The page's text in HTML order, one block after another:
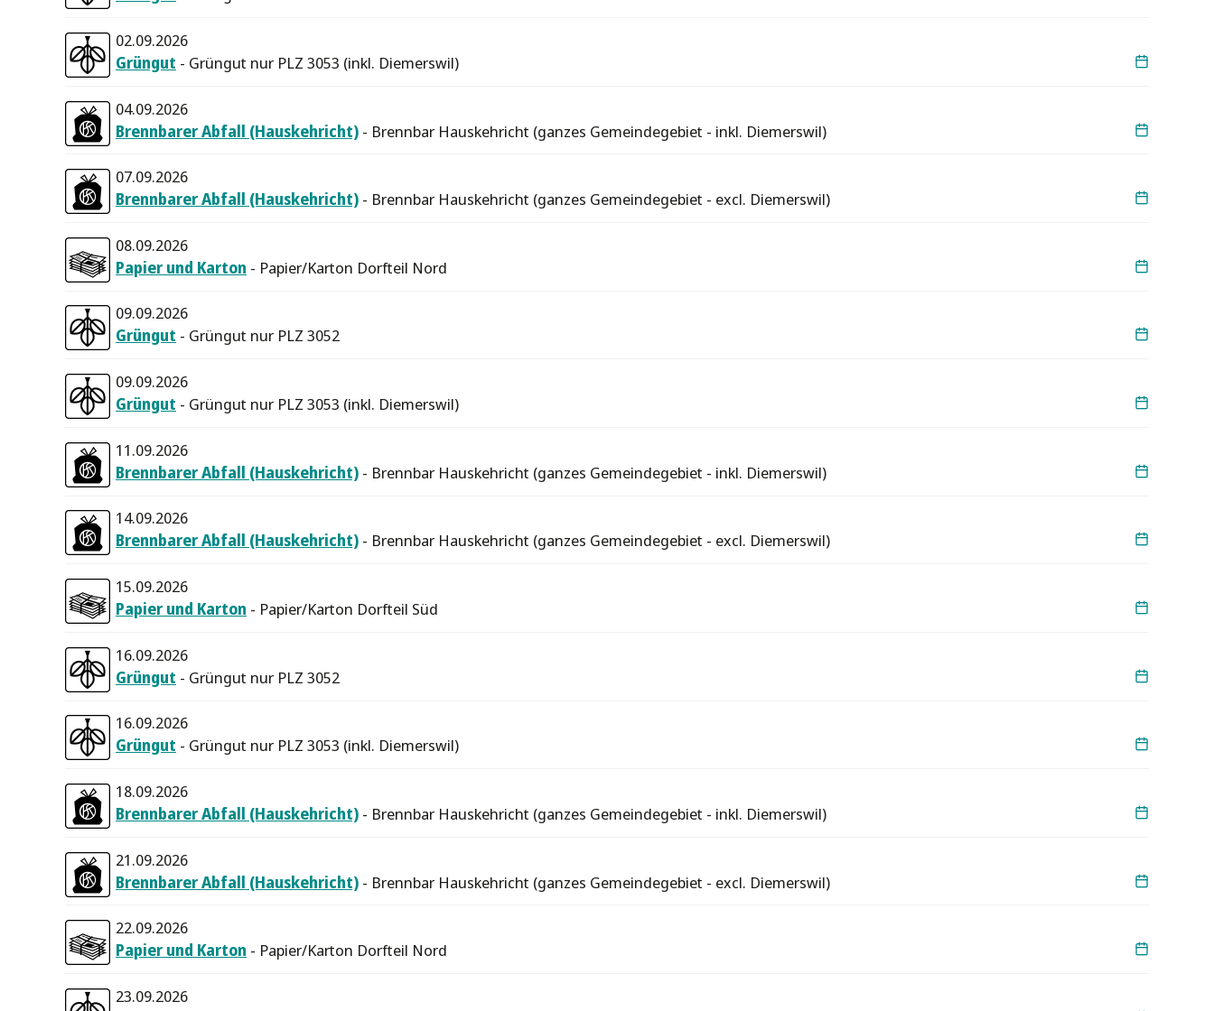
02.09.2026
Grüngut - Grüngut nur PLZ 3053 (inkl. Diemerswil)
04.09.2026
Brennbarer Abfall (Hauskehricht)- Brennbar Hauskehricht (ganzes Gemeindegebiet - inkl. Diemerswil)
07.09.2026
Brennbarer Abfall (Hauskehricht)- Brennbar Hauskehricht (ganzes Gemeindegebiet - excl. Diemerswil)
08.09.2026
Papier und Karton - Papier/Karton Dorfteil Nord
09.09.2026
Grüngut- Grüngut nur PLZ 3052
09.09.2026
Grüngut - Grüngut nur PLZ 3053 (inkl. Diemerswil)
11.09.2026
Brennbarer Abfall (Hauskehricht)- Brennbar Hauskehricht (ganzes Gemeindegebiet - inkl. Diemerswil)
14.09.2026
Brennbarer Abfall (Hauskehricht)- Brennbar Hauskehricht (ganzes Gemeindegebiet - excl. Diemerswil)
15.09.2026
Papier und Karton - Papier/Karton Dorfteil Süd
16.09.2026
Grüngut - Grüngut nur PLZ 3052
16.09.2026
Grüngut- Grüngut nur PLZ 3053 (inkl. Diemerswil)
18.09.2026
Brennbarer Abfall (Hauskehricht)- Brennbar Hauskehricht (ganzes Gemeindegebiet - inkl. Diemerswil)
21.09.2026
Brennbarer Abfall (Hauskehricht)- Brennbar Hauskehricht (ganzes Gemeindegebiet - excl. Diemerswil)
22.09.2026
Papier und Karton- Papier/Karton Dorfteil Nord
23.09.2026